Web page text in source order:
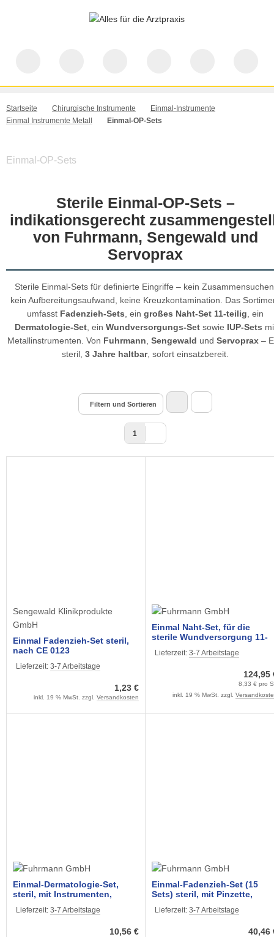
Startseite Chirurgische Instrumente
Einmal-Instrumente
Einmal Instrumente Metall
Einmal-OP-Sets
Einmal-OP-Sets
Sterile Einmal-OP-Sets –
indikationsgerecht
von Fuhrmann, Sengewald und
Servoprax
Sterile Einmal-Sets für definierte Eingriffe – kein
kein Aufbereitungsaufwand, keine Kreuzkontamination. Das
umfasst Fadenzieh-Sets , ein großes Naht-Set 11-teilig , ein
Dermatologie-Set, ein Wundversorgungs-Setsowie IUP-Sets
Metallinstrumenten. Von Fuhrmann Sengewald und Servoprax–
steril, 3 Jahre haltbar, sofort einsatzbereit.
Filtern und Sortieren
1
Sengewald Klinikprodukte
GmbH
Einmal Fadenzieh-Set steril,
nach CE 0123
Lieferzeit: 3-7 Arbeitstage
1,23 €
inkl. 19 % MwSt. zzgl. Versandkosten
Einmal Naht-Set, für die
sterile Wundversorgung 11-
Lieferzeit: 3-7 Arbeitstage
124,95
8,33 € pro
inkl. 19 % MwSt. zzgl.
Einmal-Dermatologie-Set,
steril, mit Instrumenten,
Schale (9-Teilig)
Lieferzeit: 3-7 Arbeitstage
10,56 €
Einmal-Fadenzieh-Set (15
Sets) steril, mit Pinzette,
Kompressen und Schale
Lieferzeit: 3-7 Arbeitstage
40,46